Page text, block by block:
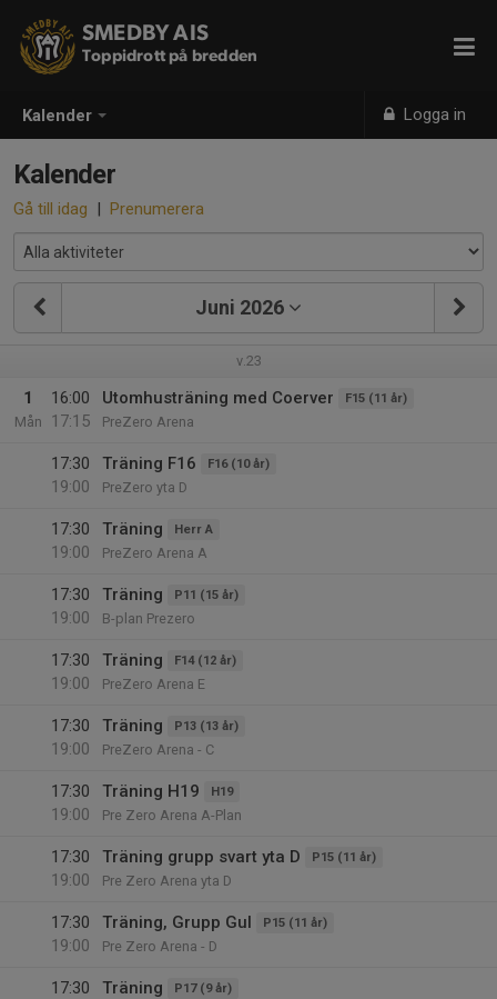
Kalender Logga in
SMEDBY AIS
Toppidrott på bredden
Kalender
Gå till idag | Prenumerera
Juni 2026
v.23
1
Mån
16:00
17:15
Utomhusträning med Coerver F15 (11 år)
PreZero Arena
17:30
19:00
Träning F16 F16 (10 år)
PreZero yta D
17:30
19:00
Träning Herr A
PreZero Arena A
17:30
19:00
Träning P11 (15 år)
B-plan Prezero
17:30
19:00
Träning F14 (12 år)
PreZero Arena E
17:30
19:00
Träning P13 (13 år)
PreZero Arena - C
17:30
19:00
Träning H19 H19
Pre Zero Arena A-Plan
17:30
19:00
Träning grupp svart yta D P15 (11 år)
Pre Zero Arena yta D
17:30
19:00
Träning, Grupp Gul P15 (11 år)
Pre Zero Arena - D
17:30
Träning P17 (9 år)